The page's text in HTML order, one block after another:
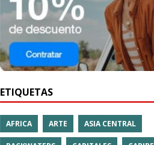
ETIQUETAS
AFRICA ARTE ASIA CENTRAL